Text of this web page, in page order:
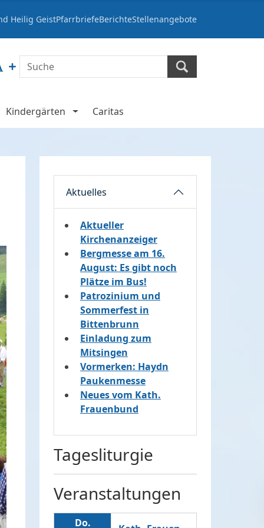
Heilig GeistPfarrbriefeBerichteStellenangebote
Kindergärten Caritas
Aktuelles
Aktueller
Kirchenanzeiger
Bergmesse am 16.
August: Es gibt noch
Plätze im Bus!
Patrozinium und
Sommerfest in
Bittenbrunn
Einladung zum
Mitsingen
Vormerken: Haydn
Paukenmesse
Neues vom Kath.
Frauenbund
Tagesliturgie
Veranstaltungen
Do.